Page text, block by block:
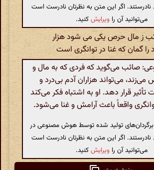
نادرستند. اگر این متن به نظرتان نادرست است
می‌توانید آن را ویرایشکنید.
ز مال حرص یکی می شود هزار
را گمان که غنا در توانگری است
صائب می‌گوید که فردی که به مال و
می‌تواند هزاران آدم بی‌درد و
قرار دهد. او به اشتباه فکر می‌کند
واقعاً باعث آرامش و غنا می‌شود.
برگردان‌های تولید شده توسط هوش مصنوعی در
نادرستند. اگر این متن به نظرتان نادرست است
می‌توانید آن را ویرایشکنید.